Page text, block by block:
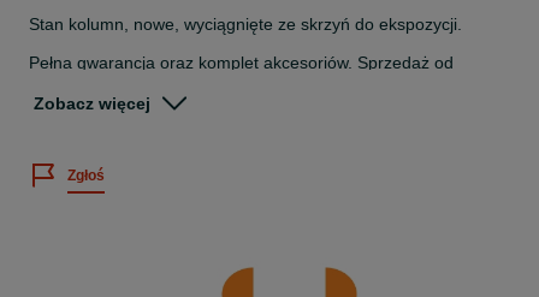
Stan kolumn, nowe, wyciągnięte ze skrzyń do ekspozycji.
Pełna gwarancja oraz komplet akcesoriów. Sprzedaż od
Stety czy niestety, w ofercie jest model jeszcze droższy, więc obiekt
"nie gorszy", chociaż trochę mniejszy i tańszy. Jest bowiem
Zobacz więcej
Zgłoś